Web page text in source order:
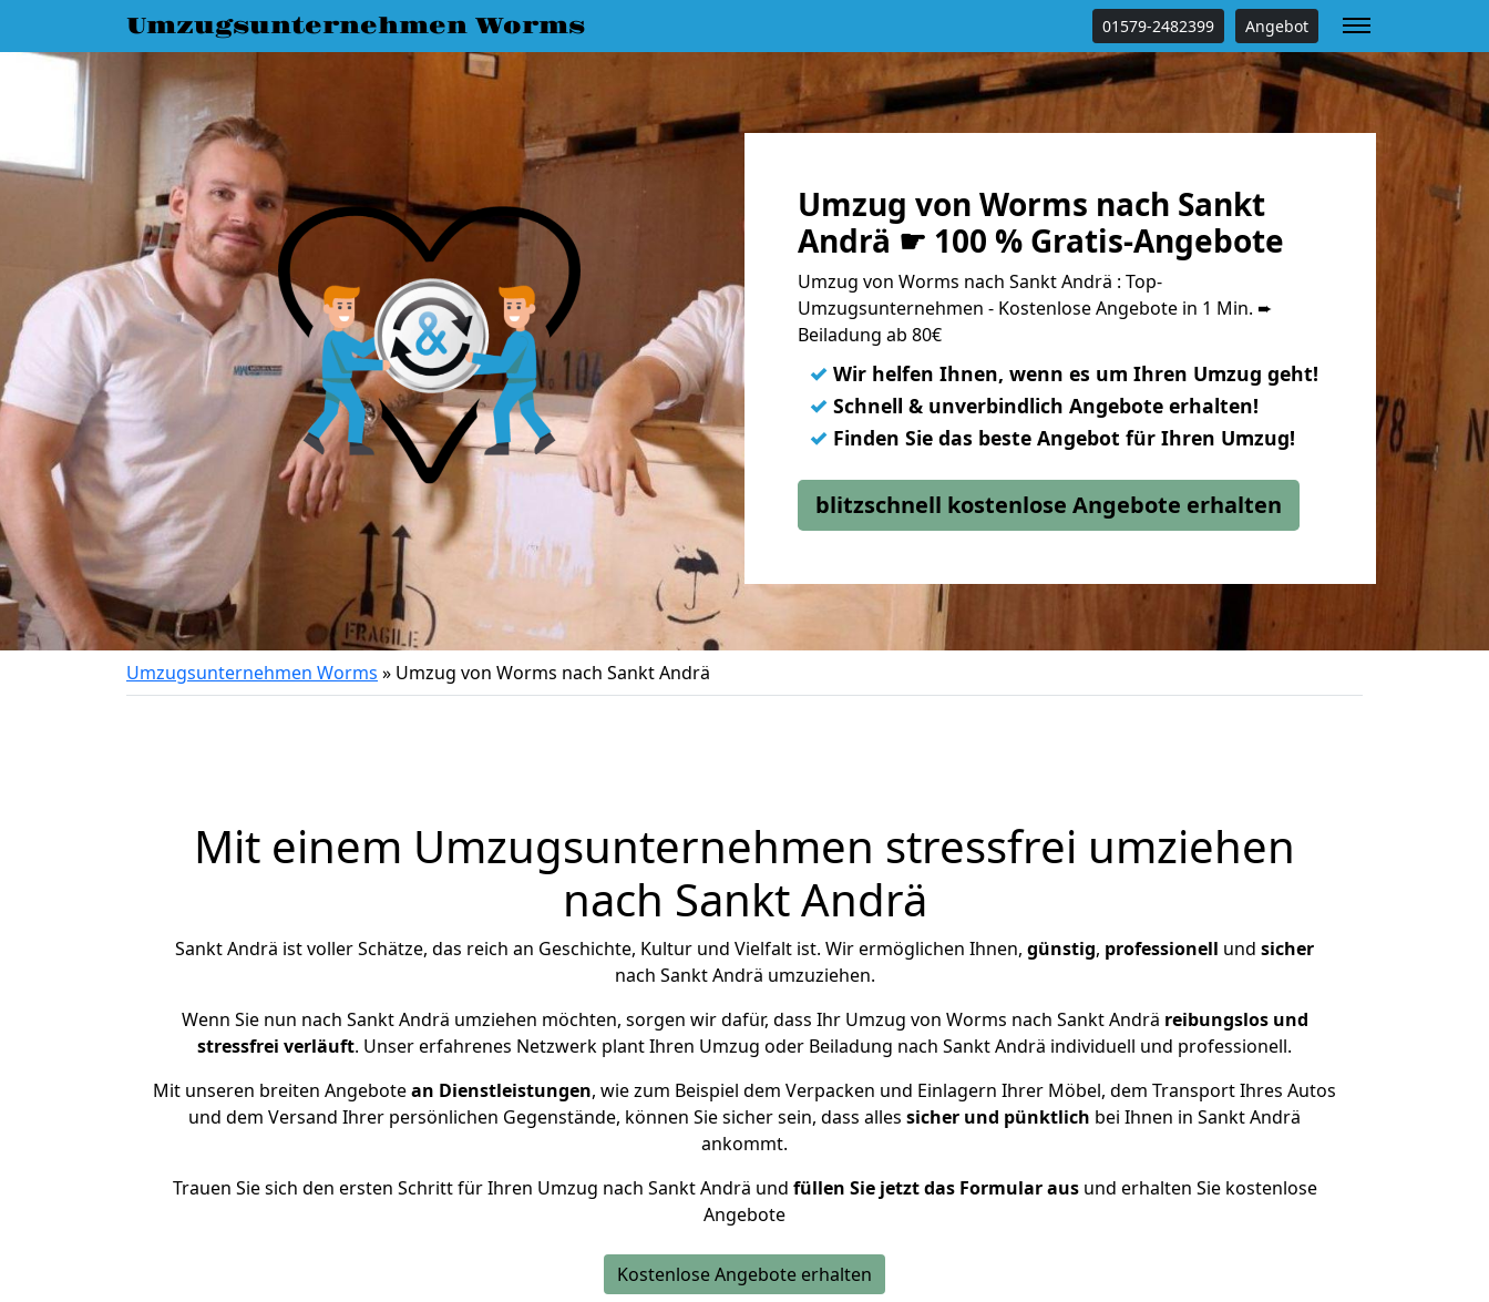
Umzugsunternehmen Worms 01579-2482399 Angebot
Umzug von Worms nach Sankt
Andrä ☛ 100 % Gratis-Angebote
Umzug von Worms nach Sankt Andrä : Top-
Umzugsunternehmen - Kostenlose Angebote in 1 Min. ➨
Beiladung ab 80€
✓ Wir helfen Ihnen, wenn es um Ihren Umzug geht!
✓ Schnell & unverbindlich Angebote erhalten!
✓ Finden Sie das beste Angebot für Ihren Umzug!
blitzschnell kostenlose Angebote erhalten
Umzugsunternehmen Worms » Umzug von Worms nach Sankt Andrä
Mit einem Umzugsunternehmen stressfrei umziehen
nach Sankt Andrä
Sankt Andrä ist voller Schätze, das reich an Geschichte, Kultur und Vielfalt ist. Wir ermöglichen Ihnen, günstig, professionell und sicher
nach Sankt Andrä umzuziehen.
Wenn Sie nun nach Sankt Andrä umziehen möchten, sorgen wir dafür, dass Ihr Umzug von Worms nach Sankt Andrä reibungslos und
stressfrei verläuft. Unser erfahrenes Netzwerk plant Ihren Umzug oder Beiladung nach Sankt Andrä individuell und professionell.
Mit unseren breiten Angebotean Dienstleistungen, wie zum Beispiel dem Verpacken und Einlagern Ihrer Möbel, dem Transport Ihres Autos
und dem Versand Ihrer persönlichen Gegenstände, können Sie sicher sein, dass alles sicher und pünktlich bei Ihnen in Sankt Andrä
ankommt.
Trauen Sie sich den ersten Schritt für Ihren Umzug nach Sankt Andrä und füllen Sie jetzt das Formular ausund erhalten Sie kostenlose
Angebote
Kostenlose Angebote erhalten